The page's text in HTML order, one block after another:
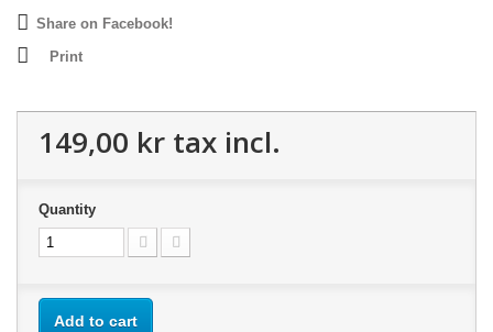
Share on Facebook!
Print
149,00 kr tax incl.
Quantity
Add to cart